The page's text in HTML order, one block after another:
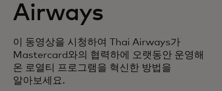
Airways
이 동영상을 시청하여 Thai Airways가
Mastercard와의 협력하에 오랫동안 운영해
온 로열티 프로그램을 혁신한 방법을
알아보세요.